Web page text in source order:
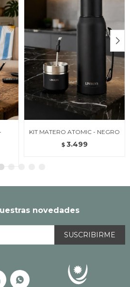
KIT MATERO ATOMIC - NEGRO
$ 3.499
novedades
SUSCRIBIRME
